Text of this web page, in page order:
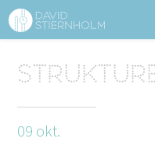
Sidhuvud
Navigering
09 okt.